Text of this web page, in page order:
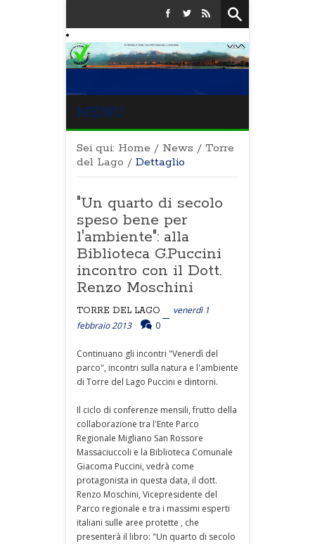
MENU
Sei qui: Home / News / Torre
del Lago / Dettaglio
"Un quarto di secolo
speso bene per
l'ambiente": alla
Biblioteca G.Puccini
incontro con il Dott.
Renzo Moschini
TORRE DEL LAGO
venerdì 1
febbraio 2013
0
Continuano gli incontri "Venerdì del
parco", incontri sulla natura e l'ambiente
di Torre del Lago Puccini e dintorni.
Il ciclo di conferenze mensili, frutto della
collaborazione tra l'Ente Parco
Regionale Migliano San Rossore
Massaciuccoli e la Biblioteca Comunale
Giacoma Puccini, vedrà come
protagonista in questa data, il dott.
Renzo Moschini, Vicepresidente del
Parco regionale e tra i massimi esperti
italiani sulle aree protette , che
presenterà il libro: "Un quarto di secolo